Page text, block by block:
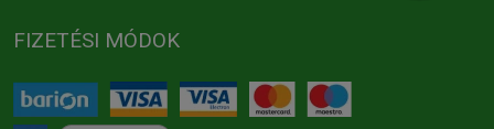
FIZETÉSI MÓDOK